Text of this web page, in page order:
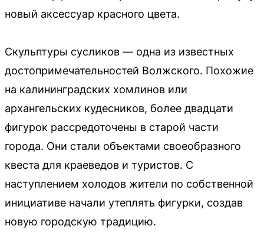
новый аксессуар красного цвета.
Скульптуры сусликов — одна из известных
достопримечательностей Волжского. Похожие
на калининградских хомлинов или
архангельских кудесников, более двадцати
фигурок рассредоточены в старой части
города. Они стали объектами своеобразного
квеста для краеведов и туристов. С
наступлением холодов жители по собственной
инициативе начали утеплять фигурки, создав
новую городскую традицию.